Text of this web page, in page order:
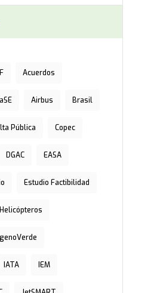
Acuerdos
Airbus Brasil
Pública Copec
DGAC EASA
Estudio Factibilidad
Helicópteros
IATA IEM